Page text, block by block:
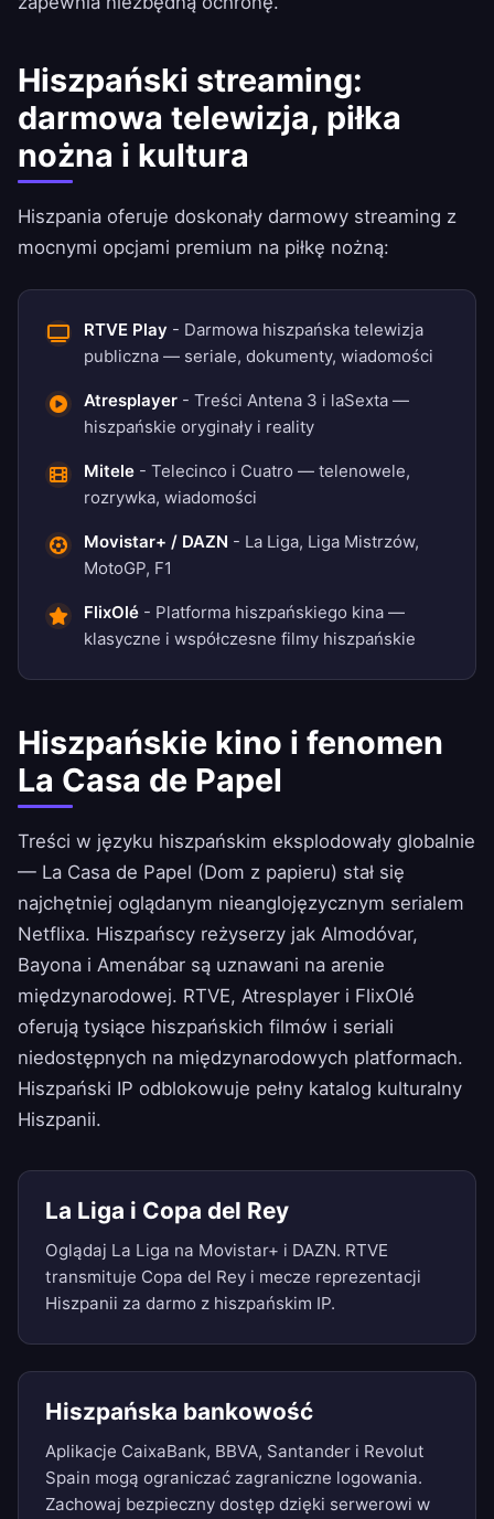
Hiszpański streaming:
darmowa telewizja, piłka
nożna i kultura
Hiszpania oferuje doskonały darmowy streaming z
mocnymi opcjami premium na piłkę nożną:
RTVE Play - Darmowa hiszpańska telewizja
publiczna — seriale, dokumenty, wiadomości
Atresplayer - Treści Antena 3 i laSexta —
hiszpańskie oryginały i reality
Mitele - Telecinco i Cuatro — telenowele,
rozrywka, wiadomości
Movistar+ / DAZN - La Liga, Liga Mistrzów,
MotoGP, F1
FlixOlé - Platforma hiszpańskiego kina —
klasyczne i współczesne filmy hiszpańskie
Hiszpańskie kino i fenomen
La Casa de Papel
Treści w języku hiszpańskim eksplodowały globalnie
— La Casa de Papel (Dom z papieru) stał się
najchętniej oglądanym nieanglojęzycznym serialem
Netflixa. Hiszpańscy reżyserzy jak Almodóvar,
Bayona i Amenábar są uznawani na arenie
międzynarodowej. RTVE, Atresplayer i FlixOlé
oferują tysiące hiszpańskich filmów i seriali
niedostępnych na międzynarodowych platformach.
Hiszpański IP odblokowuje pełny katalog kulturalny
Hiszpanii.
La Liga i Copa del Rey
Oglądaj La Liga na Movistar+ i DAZN. RTVE
transmituje Copa del Rey i mecze reprezentacji
Hiszpanii za darmo z hiszpańskim IP.
Hiszpańska bankowość
Aplikacje CaixaBank, BBVA, Santander i Revolut
Spain mogą ograniczać zagraniczne logowania.
Zachowaj bezpieczny dostęp dzięki serwerowi w